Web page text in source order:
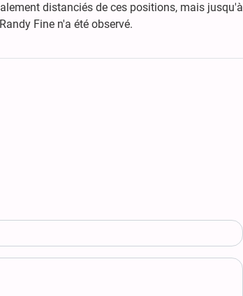
distanciés de ces positions, mais jusqu'à
Fine n'a été observé.